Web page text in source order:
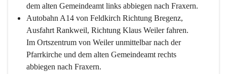
dem alten Gemeindeamt links abbiegen nach Fraxern.
Autobahn A14 von Feldkirch Richtung Bregenz,
Ausfahrt Rankweil, Richtung Klaus Weiler fahren.
Im Ortszentrum von Weiler unmittelbar nach der
Pfarrkirche und dem alten Gemeindeamt rechts
abbiegen nach Fraxern.